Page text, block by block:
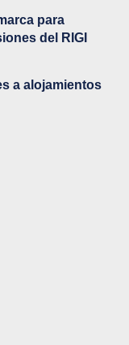
para
del RIGI
a alojamientos